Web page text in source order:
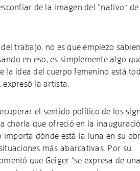
de la imagen del “nativo” de
trabajo, no es que empiezo
en eso, es simplemente algo
la idea del cuerpo femenino está
la artista.
el sentido político de los
charla que ofreció en la
dónde está la luna en su
más abarcativas. Por su
que Geiger “se expresa de una